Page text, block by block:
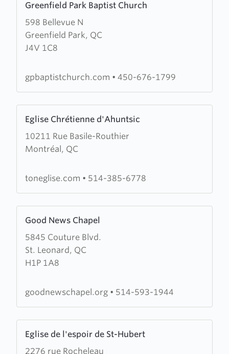
Greenfield Park Baptist Church
598 Bellevue N
Greenfield Park, QC
J4V 1C8
more
about
Greenfield
Park
Church
gpbaptistchurch.com • 450-676-1799
Eglise Chrétienne d'Ahuntsic
10211 Rue Basile-Routhier
Montréal, QC
more
about
Eglise
d'Ahuntsic
toneglise.com • 514-385-6778
Good News Chapel
5845 Couture Blvd.
St. Leonard, QC
H1P 1A8
more
about
Good
News
goodnewschapel.org • 514-593-1944
Eglise de l'espoir de St-Hubert
2276 rue Rocheleau
more
about